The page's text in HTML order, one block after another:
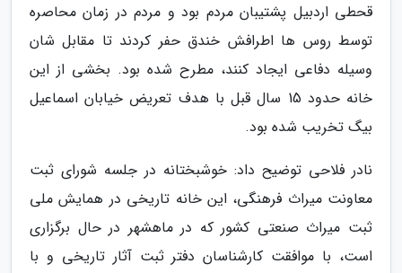
قحطی اردبیل پشتیبان مردم بود و مردم در زمان محاصره
توسط روس ها اطرافش خندق حفر کردند تا مقابل شان
وسیله دفاعی ایجاد کنند، مطرح شده بود. بخشی از این
خانه حدود 15 سال قبل با هدف تعریض خیابان اسماعیل
بیگ تخریب شده بود.
نادر فلاحی توضیح داد: خوشبختانه در جلسه شورای ثبت
معاونت میراث فرهنگی، این خانه تاریخی در همایش ملی
ثبت میراث صنعتی کشور که در ماهشهر در حال برگزاری
است، با موافقت کارشناسان دفتر ثبت آثار تاریخی و با